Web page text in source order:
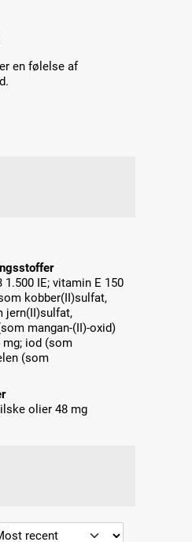
en følelse af
IE; vitamin E 150
kobber(II)sulfat,
jern(II)sulfat,
mangan-(II)-oxid)
mg; iod (som
(som
olier 48 mg